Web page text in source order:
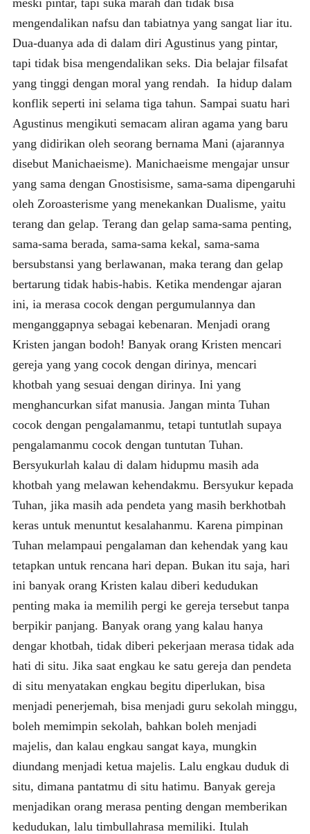
mengendalikan nafsu dan tabiatnya yang sangat liar itu.
Dua-duanya ada di dalam diri Agustinus yang pintar,
tapi tidak bisa mengendalikan seks. Dia belajar filsafat
yang tinggi dengan moral yang rendah. Ia hidup dalam
konflik seperti ini selama tiga tahun. Sampai suatu hari
Agustinus mengikuti semacam aliran agama yang baru
yang didirikan oleh seorang bernama Mani (ajarannya
disebut Manichaeisme). Manichaeisme mengajar unsur
yang sama dengan Gnostisisme, sama-sama dipengaruhi
oleh Zoroasterisme yang menekankan Dualisme, yaitu
terang dan gelap. Terang dan gelap sama-sama penting,
sama-sama berada, sama-sama kekal, sama-sama
bersubstansi yang berlawanan, maka terang dan gelap
bertarung tidak habis-habis. Ketika mendengar ajaran
ini, ia merasa cocok dengan pergumulannya dan
menganggapnya sebagai kebenaran. Menjadi orang
Kristen jangan bodoh! Banyak orang Kristen mencari
gereja yang yang cocok dengan dirinya, mencari
khotbah yang sesuai dengan dirinya. Ini yang
menghancurkan sifat manusia. Jangan minta Tuhan
cocok dengan pengalamanmu, tetapi tuntutlah supaya
pengalamanmu cocok dengan tuntutan Tuhan.
Bersyukurlah kalau di dalam hidupmu masih ada
khotbah yang melawan kehendakmu. Bersyukur kepada
Tuhan, jika masih ada pendeta yang masih berkhotbah
keras untuk menuntut kesalahanmu. Karena pimpinan
Tuhan melampaui pengalaman dan kehendak yang kau
tetapkan untuk rencana hari depan. Bukan itu saja, hari
ini banyak orang Kristen kalau diberi kedudukan
penting maka ia memilih pergi ke gereja tersebut tanpa
berpikir panjang. Banyak orang yang kalau hanya
dengar khotbah, tidak diberi pekerjaan merasa tidak ada
hati di situ. Jika saat engkau ke satu gereja dan pendeta
di situ menyatakan engkau begitu diperlukan, bisa
menjadi penerjemah, bisa menjadi guru sekolah minggu,
boleh memimpin sekolah, bahkan boleh menjadi
majelis, dan kalau engkau sangat kaya, mungkin
diundang menjadi ketua majelis. Lalu engkau duduk di
situ, dimana pantatmu di situ hatimu. Banyak gereja
menjadikan orang merasa penting dengan memberikan
kedudukan, lalu timbullahrasa memiliki. Itulah